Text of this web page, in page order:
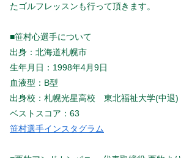
たゴルフレッスンも行って頂きます。
■笹村心選手について
出身：北海道札幌市
生年月日：1998年4月9日
血液型：B型
出身校：札幌光星高校 東北福祉大学(中退)
ベストスコア：63
笹村選手インスタグラム